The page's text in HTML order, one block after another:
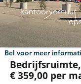
Bel voor meer
€ 359,00 per